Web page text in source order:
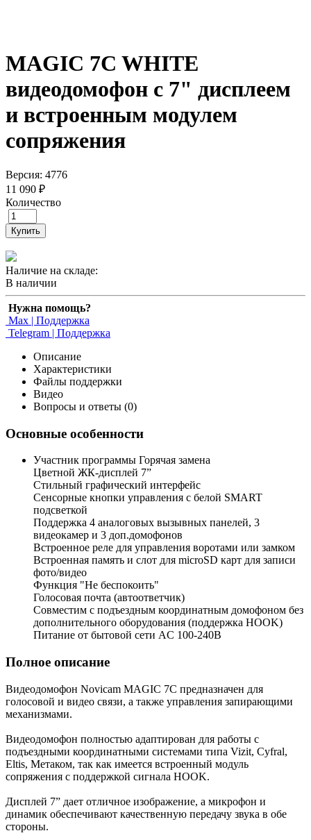
MAGIC 7C WHITE
видеодомофон с 7" дисплеем
и встроенным модулем
сопряжения
Версия: 4776
11 090 ₽
Количество
Купить
Наличие на складе:
В наличии
Нужна помощь?
Max | Поддержка
Telegram | Поддержка
Описание
Характеристики
Файлы поддержки
Видео
Вопросы и ответы (0)
Основные особенности
Участник программы Горячая замена
Цветной ЖК-дисплей 7”
Стильный графический интерфейс
Сенсорные кнопки управления c белой SMART
подсветкой
Поддержка 4 аналоговых вызывных панелей, 3
видеокамер и 3 доп.домофонов
Встроенное реле для управления воротами или замком
Встроенная память и слот для microSD карт для записи
фото/видео
Функция "Не беспокоить"
Голосовая почта (автоответчик)
Совместим с подъездным координатным домофоном без
дополнительного оборудования (поддержка HOOK)
Питание от бытовой сети AC 100-240В
Полное описание
Видеодомофон Novicam MAGIC 7С предназначен для
голосовой и видео связи, а также управления запирающими
механизмами.
Видеодомофон полностью адаптирован для работы с
подъездными координатными системами типа Vizit, Cyfral,
Eltis, Метаком, так как имеется встроенный модуль
сопряжения с поддержкой сигнала HOOK.
Дисплей 7” дает отличное изображение, а микрофон и
динамик обеспечивают качественную передачу звука в обе
стороны.